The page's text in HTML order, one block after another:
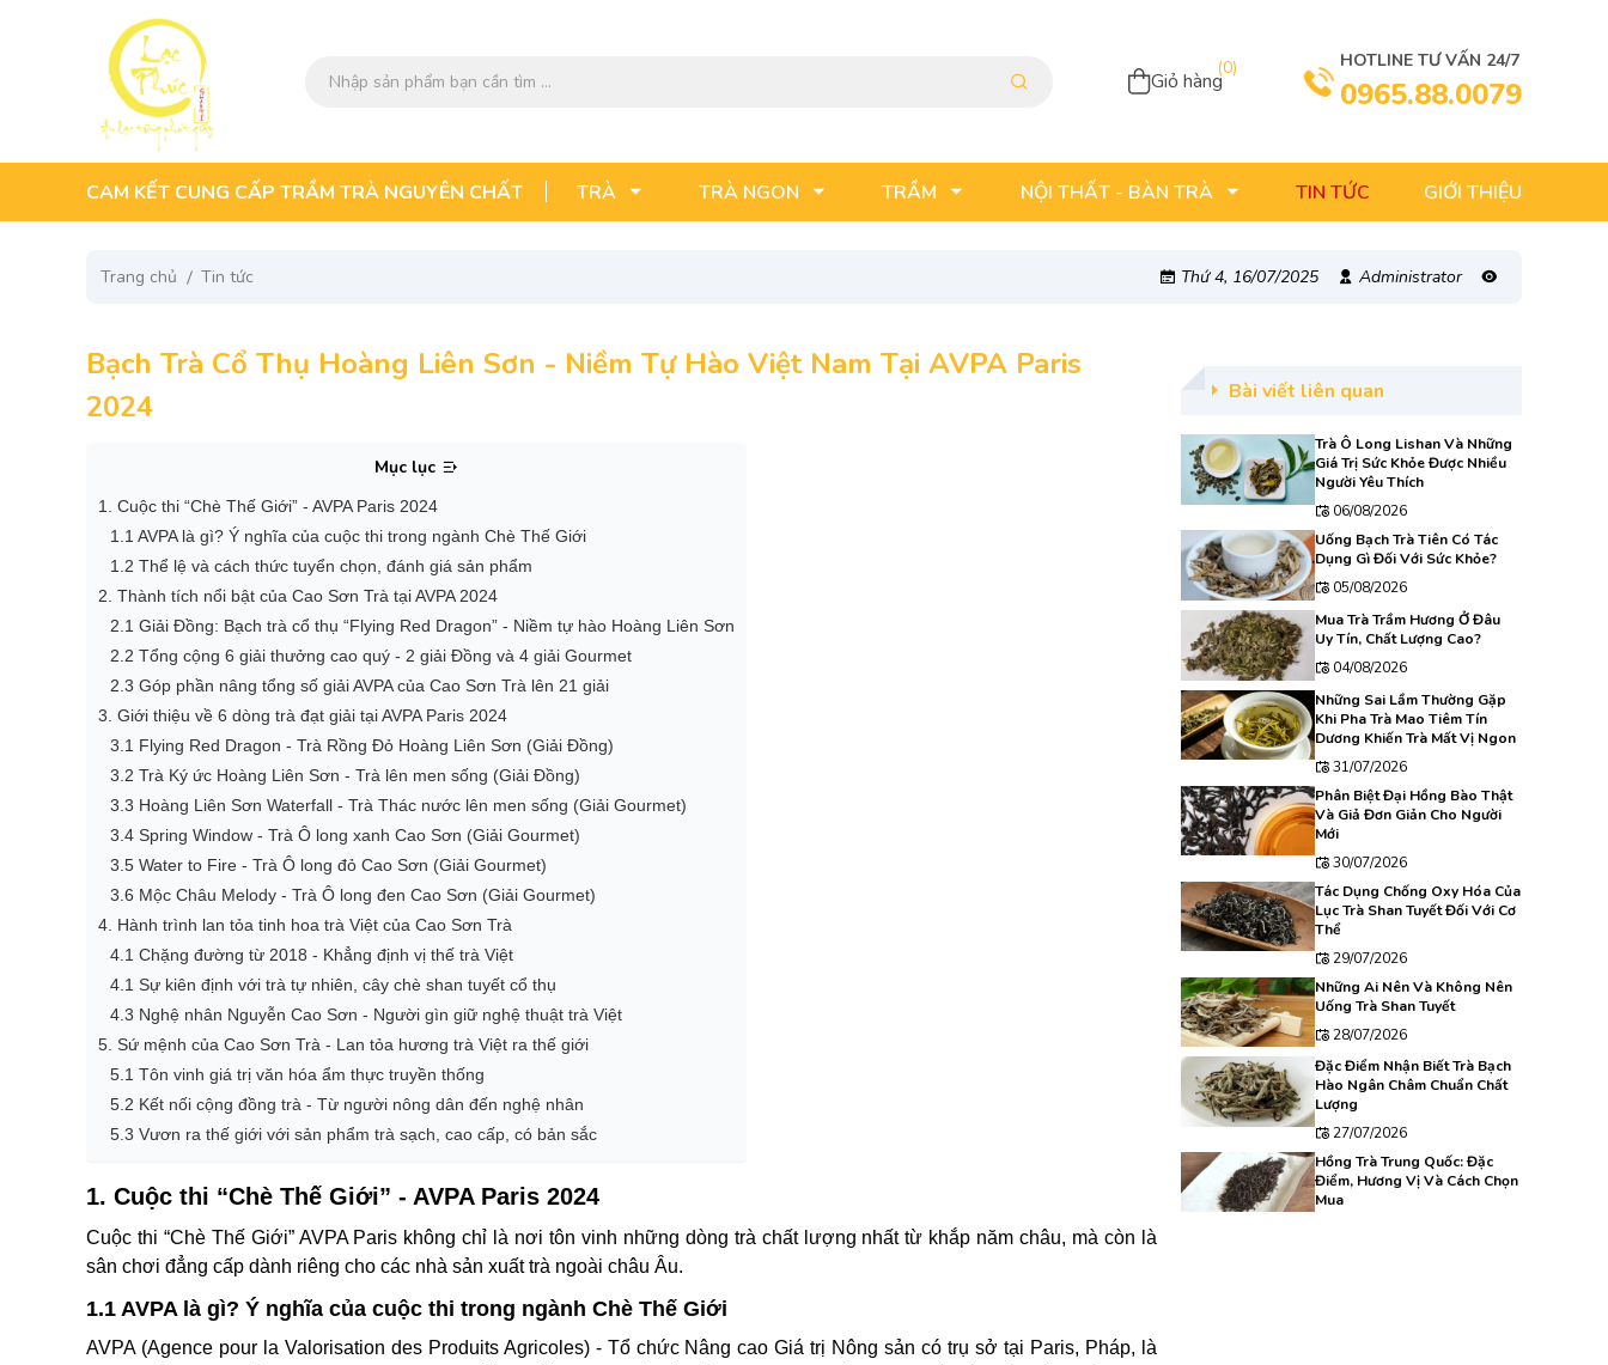
Giỏ hàng
(0) HOTLINE TƯ VẤN 24/7
0965.88.0079
CAM KẾT CUNG CẤP TRẦM TRÀ NGUYÊN CHẤT TRÀ TRÀ NGON TRẦM NỘI THẤT - BÀN TRÀ TIN TỨC GIỚI THIỆU
Trang chủ Tin tức Thứ 4, 16/07/2025 Administrator
Bạch Trà Cổ Thụ Hoàng Liên Sơn - Niềm Tự Hào Việt Nam Tại AVPA Paris
2024
Mục lục
1. Cuộc thi “Chè Thế Giới” - AVPA Paris 2024
1.1 AVPA là gì? Ý nghĩa của cuộc thi trong ngành Chè Thế Giới
1.2 Thể lệ và cách thức tuyển chọn, đánh giá sản phẩm
2. Thành tích nổi bật của Cao Sơn Trà tại AVPA 2024
2.1 Giải Đồng: Bạch trà cổ thụ “Flying Red Dragon” - Niềm tự hào Hoàng Liên Sơn
2.2 Tổng cộng 6 giải thưởng cao quý - 2 giải Đồng và 4 giải Gourmet
2.3 Góp phần nâng tổng số giải AVPA của Cao Sơn Trà lên 21 giải
3. Giới thiệu về 6 dòng trà đạt giải tại AVPA Paris 2024
3.1 Flying Red Dragon - Trà Rồng Đỏ Hoàng Liên Sơn (Giải Đồng)
3.2 Trà Ký ức Hoàng Liên Sơn - Trà lên men sống (Giải Đồng)
3.3 Hoàng Liên Sơn Waterfall - Trà Thác nước lên men sống (Giải Gourmet)
3.4 Spring Window - Trà Ô long xanh Cao Sơn (Giải Gourmet)
3.5 Water to Fire - Trà Ô long đỏ Cao Sơn (Giải Gourmet)
3.6 Mộc Châu Melody - Trà Ô long đen Cao Sơn (Giải Gourmet)
4. Hành trình lan tỏa tinh hoa trà Việt của Cao Sơn Trà
4.1 Chặng đường từ 2018 - Khẳng định vị thế trà Việt
4.1 Sự kiên định với trà tự nhiên, cây chè shan tuyết cổ thụ
4.3 Nghệ nhân Nguyễn Cao Sơn - Người gìn giữ nghệ thuật trà Việt
5. Sứ mệnh của Cao Sơn Trà - Lan tỏa hương trà Việt ra thế giới
5.1 Tôn vinh giá trị văn hóa ẩm thực truyền thống
5.2 Kết nối cộng đồng trà - Từ người nông dân đến nghệ nhân
5.3 Vươn ra thế giới với sản phẩm trà sạch, cao cấp, có bản sắc
1. Cuộc thi “Chè Thế Giới” - AVPA Paris 2024
Cuộc thi “Chè Thế Giới” AVPA Paris không chỉ là nơi tôn vinh những dòng trà chất lượng nhất từ khắp năm châu, mà còn là
sân chơi đẳng cấp dành riêng cho các nhà sản xuất trà ngoài châu Âu.
1.1 AVPA là gì? Ý nghĩa của cuộc thi trong ngành Chè Thế Giới
AVPA (Agence pour la Valorisation des Produits Agricoles) - Tổ chức Nâng cao Giá trị Nông sản có trụ sở tại Paris, Pháp, là
Bài viết liên quan
Trà Ô Long Lishan Và Những
Giá Trị Sức Khỏe Được Nhiều
Người Yêu Thích
06/08/2026
Uống Bạch Trà Tiên Có Tác
Dụng Gì Đối Với Sức Khỏe?
05/08/2026
Mua Trà Trầm Hương Ở Đâu
Uy Tín, Chất Lượng Cao?
04/08/2026
Những Sai Lầm Thường Gặp
Khi Pha Trà Mao Tiêm Tín
Dương Khiến Trà Mất Vị Ngon
31/07/2026
Phân Biệt Đại Hồng Bào Thật
Và Giả Đơn Giản Cho Người
Mới
30/07/2026
Tác Dụng Chống Oxy Hóa Của
Lục Trà Shan Tuyết Đối Với Cơ
Thể
29/07/2026
Những Ai Nên Và Không Nên
Uống Trà Shan Tuyết
28/07/2026
Đặc Điểm Nhận Biết Trà Bạch
Hào Ngân Châm Chuẩn Chất
Lượng
27/07/2026
Hồng Trà Trung Quốc: Đặc
Điểm, Hương Vị Và Cách Chọn
Mua